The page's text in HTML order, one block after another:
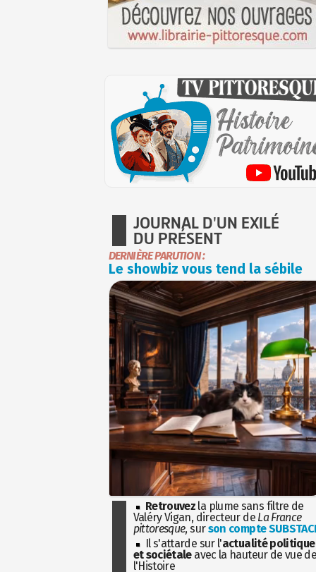
JOURNAL D'UN EXILÉ
DU PRÉSENT
DERNIÈRE PARUTION :
Le showbiz vous tend la sébile
Retrouvez la plume sans filtre de
Valéry Vigan, directeur de La France
pittoresque, surson compte
Il s'attarde sur l'actualité politique
et sociétaleavec la hauteur de vue
l'Histoire